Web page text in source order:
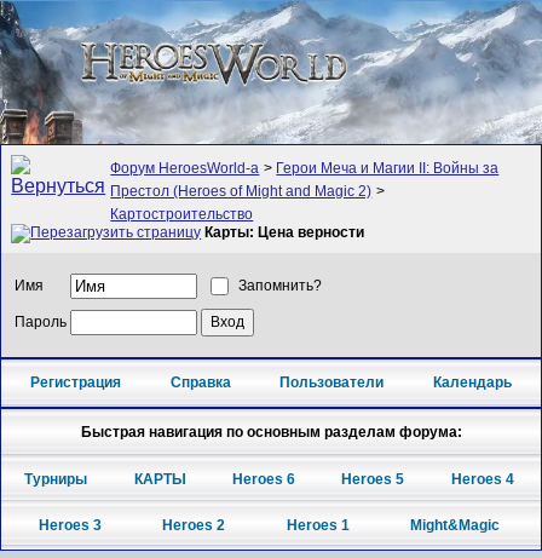
Форум HeroesWorld-а > Герои Меча и Магии II: Войны за
Престол (Heroes of Might and Magic 2) >
Картостроительство
Карты: Цена верности
Имя Запомнить?
Пароль
Регистрация Справка Пользователи Календарь
Быстрая навигация по основным разделам форума:
Турниры КАРТЫ Heroes 6 Heroes 5 Heroes 4
Heroes 3 Heroes 2 Heroes 1 Might&Magic